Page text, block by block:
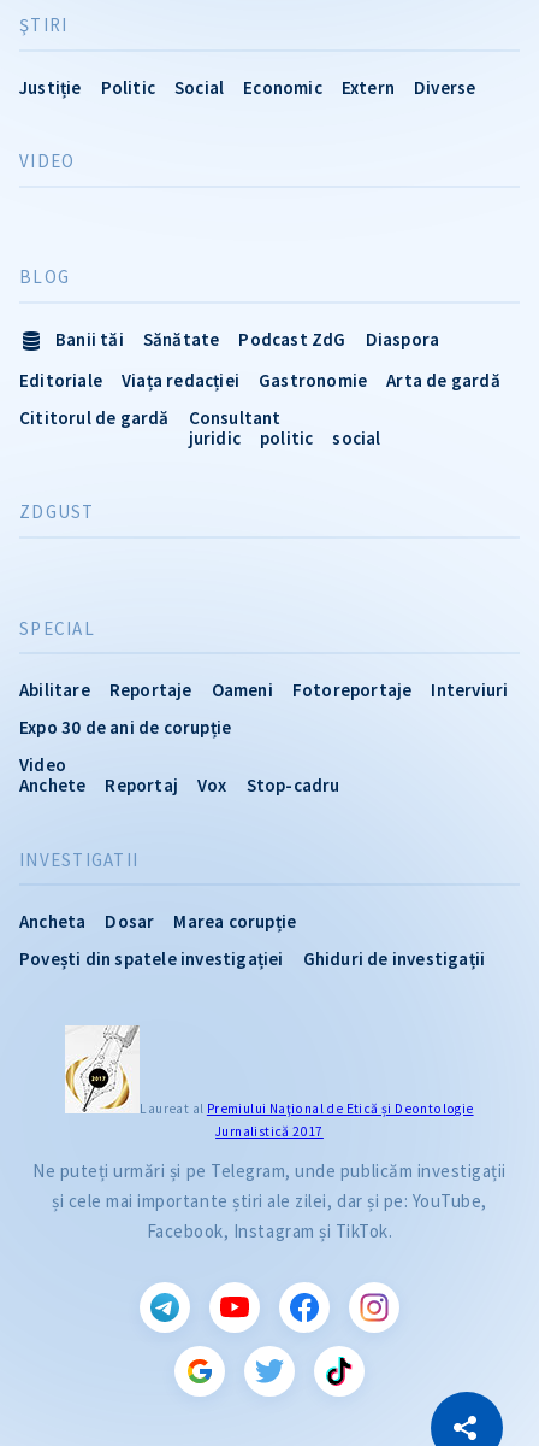
ŞTIRI
Justiție Politic Social Economic Extern Diverse
INVESTIGATII
Ancheta Dosar
Marea corupție
Povești din spatele investigației
Ghiduri de investigații
VIDEO
SPECIAL
Abilitare Reportaje Oameni Fotoreportaje
Interviuri
Expo 30 de ani de corupție
Video
Anchete
Reportaj Vox Stop-cadru
BLOG
Banii tăi Sănătate Podcast ZdG
Diaspora
Editoriale
Viața redacției Gastronomie
Arta de gardă
Cititorul de gardă
Consultant
juridic
politic social
ZDGUST
Laureat al Premiului Naţional de Etică și Deontologie
Jurnalistică 2017
Ne puteți urmări și pe Telegram, unde publicăm investigații
și cele mai importante știri ale zilei, dar și pe: YouTube,
Facebook, Instagram și TikTok.